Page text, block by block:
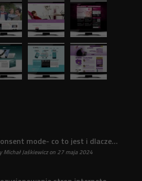
Consent mode- co to jest i dlaczego jest ważne?
Michał Jaśkiewicz on 27 maja 2024